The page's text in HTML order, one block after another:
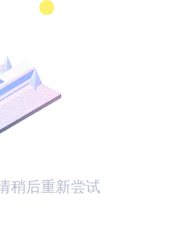
稍后重新尝试